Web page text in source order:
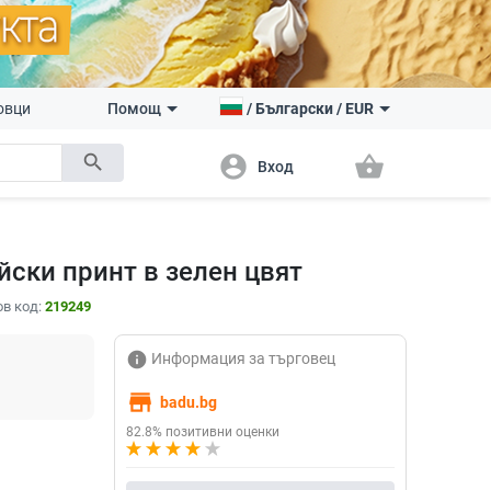
search
Помощ /Български/ EUR
account_circle Вход shopping_basket
принт в зелен цвят
код: 219249
info Информация за търговец
store badu.bg
82.8% позитивни оценки